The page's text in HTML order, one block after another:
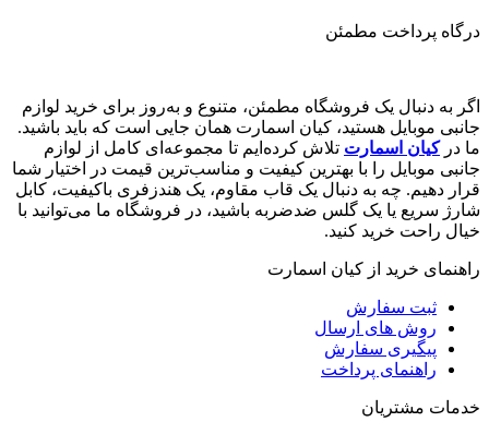
درگاه پرداخت مطمئن
اگر به دنبال یک فروشگاه مطمئن، متنوع و به‌روز برای خرید لوازم
جانبی موبایل هستید، کیان اسمارت همان جایی است که باید باشید.
ما درکیان اسمارت تلاش کرده‌ایم تا مجموعه‌ای کامل از لوازم
جانبی موبایل را با بهترین کیفیت و مناسب‌ترین قیمت در اختیار شما
قرار دهیم. چه به دنبال یک قاب مقاوم، یک هندزفری باکیفیت، کابل
شارژ سریع یا یک گلس ضدضربه باشید، در فروشگاه ما می‌توانید با
خیال راحت خرید کنید.
راهنمای خرید از کیان اسمارت
ثبت سفارش
روش‌ های ارسال
پیگیری سفارش
راهنمای پرداخت
خدمات مشتریان